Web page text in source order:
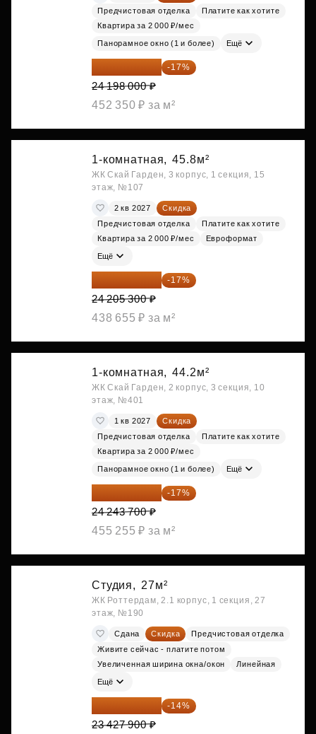
Предчистовая отделка
Платите как хотите
Квартира за 2 000 ₽/мес
Панорамное окно (1 и более) Ещё
20 084 340 ₽ -17%
24 198 000 ₽
452 350 ₽ за м²
1-комнатная, 45.8м²
ЖК Скай Гарден, 3 корпус, 1 секция, 15
этаж, №107
2 кв 2027
Скидка
Предчистовая отделка
Платите как хотите
Квартира за 2 000 ₽/мес
Евроформат
Ещё
20 090 399 ₽ -17%
24 205 300 ₽
438 655 ₽ за м²
1-комнатная, 44.2м²
ЖК Скай Гарден, 2 корпус, 3 секция, 10
этаж, №401
1 кв 2027
Скидка
Предчистовая отделка
Платите как хотите
Квартира за 2 000 ₽/мес
Панорамное окно (1 и более) Ещё
20 122 271 ₽ -17%
24 243 700 ₽
455 255 ₽ за м²
Студия, 27м²
ЖК Роттердам, 2.1 корпус, 1 секция, 27
этаж, №190
Сдана Скидка
Предчистовая отделка
Живите сейчас - платите потом
Увеличенная ширина окна/окон
Линейная
Ещё
20 147 994 ₽ -14%
23 427 900 ₽